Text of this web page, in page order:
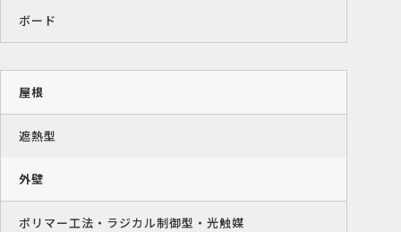
ボード
屋根
遮熱型
外壁
ポリマー工法・ラジカル制御型・光触媒